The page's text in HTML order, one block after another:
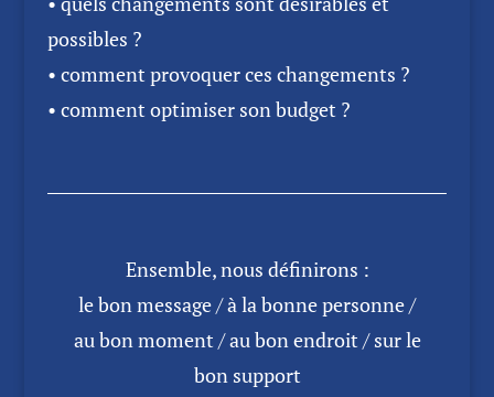
possibles ?
• comment provoquer ces changements ?
• comment optimiser son budget ?
Ensemble, nous définirons :
le bon message / à la bonne personne /
au bon moment / au bon endroit / sur le
bon support